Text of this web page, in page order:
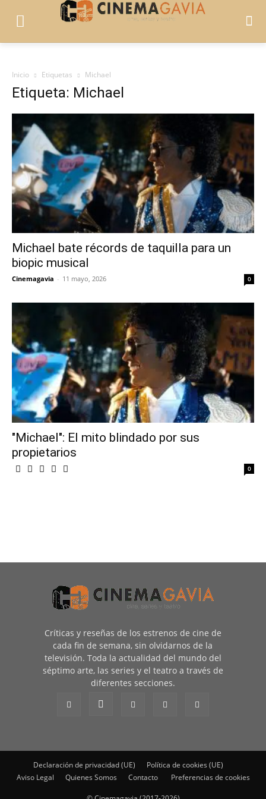
Inicio Etiquetas Michael
Etiqueta: Michael
Michael bate récords de taquilla para un
biopic musical
Cinemagavia - 11 mayo, 2026 0
"Michael": El mito blindado por sus
propietarios
0
Críticas y reseñas de los estrenos de cine de
cada fin de semana, sin olvidarnos de la
televisión. Toda la actualidad del mundo del
séptimo arte, las series y el teatro a través de
diferentes secciones.
Declaración de privacidad (UE)
Política de cookies (UE)
Aviso Legal
Quienes Somos Contacto Preferencias de cookies